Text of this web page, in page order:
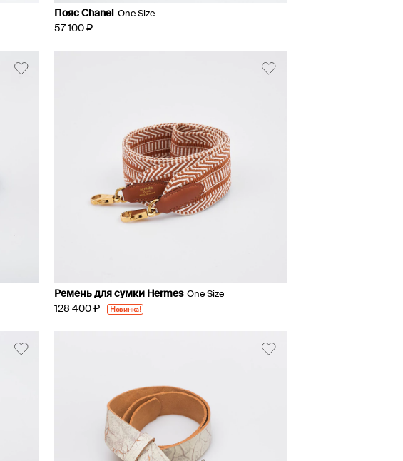
Пояс Chanel One Size
57 100 ₽
Ремень для сумки Hermes One Size
128 400 ₽ Новинка!